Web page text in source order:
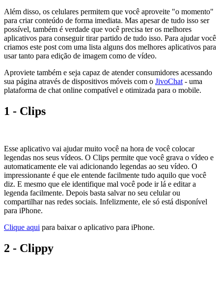
Além disso, os celulares permitem que você aproveite "o momento"
para criar conteúdo de forma imediata. Mas apesar de tudo isso ser
possível, também é verdade que você precisa ter os melhores
aplicativos para conseguir tirar partido de tudo isso. Para ajudar você
criamos este post com uma lista alguns dos melhores aplicativos para
usar tanto para edição de imagem como de vídeo.
Aproviete também e seja capaz de atender consumidores acessando
sua página através de dispositivos móveis com o JivoChat- uma
plataforma de chat online compatível e otimizada para o mobile.
1 - Clips
Esse aplicativo vai ajudar muito você na hora de você colocar
legendas nos seus vídeos. O Clips permite que você grava o vídeo e
automaticamente ele vai adicionando legendas ao seu vídeo. O
impressionante é que ele entende facilmente tudo aquilo que você
diz. E mesmo que ele identifique mal você pode ir lá e editar a
legenda facilmente. Depois basta salvar no seu celular ou
compartilhar nas redes sociais. Infelizmente, ele só está disponível
para iPhone.
Clique aqui para baixar o aplicativo para iPhone.
2 - Clippy